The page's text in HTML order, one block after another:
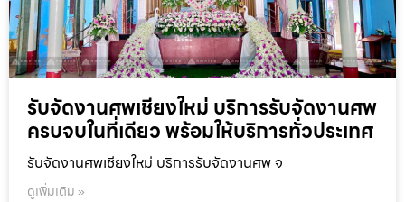
รับจัดงานศพเชียงใหม่ บริการรับจัดงานศพ
ครบจบในที่เดียว พร้อมให้บริการทั่วประเทศ
รับจัดงานศพเชียงใหม่ บริการรับจัดงานศพ จ
ดูเพิ่มเติม »